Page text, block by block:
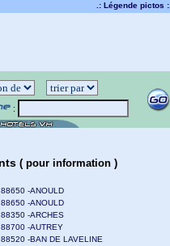
.: Légende pictos :.
:
( pour information )
88650 -ANOULD
88650 -ANOULD
88350 -ARCHES
88700 -AUTREY
88520 -BAN DE LAVELINE